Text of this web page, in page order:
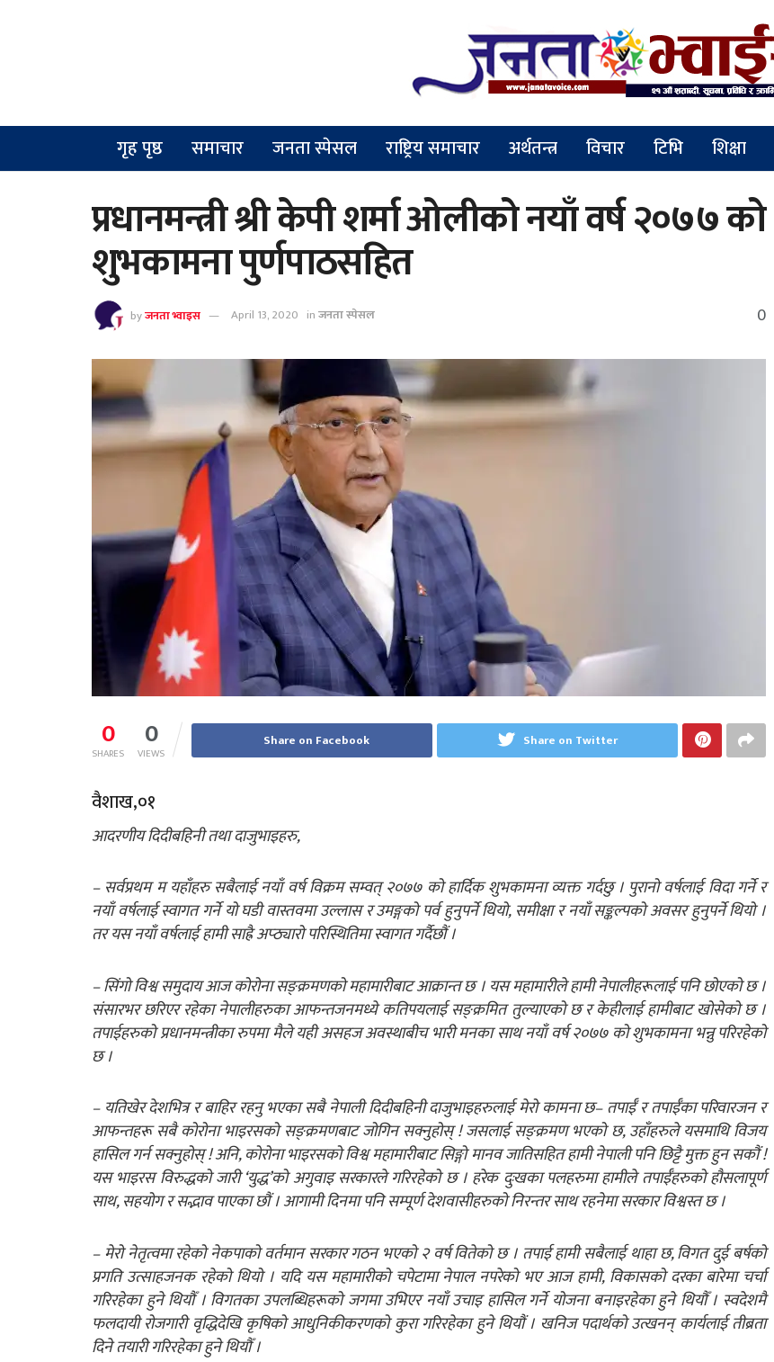
गृह पृष्ठ समाचार जनता स्पेसल राष्ट्रिय समाचार अर्थतन्त्र विचार टिभि शिक्षा
प्रधानमन्त्री श्री केपी शर्मा ओलीको नयाँ वर्ष २०७७ को
शुभकामना पुर्णपाठसहित
byजनता भ्वाइस April 13, 2020 inजनता स्पेसल 0
0
SHARES 0
VIEWS
Share on Facebook Share on Twitter
वैशाख,०१
आदरणीय दिदीबहिनी तथा दाजुभाइहरु,
– सर्वप्रथम म यहाँहरु सबैलाई नयाँ वर्ष विक्रम सम्वत् २०७७ को हार्दिक शुभकामना व्यक्त गर्दछु । पुरानो वर्षलाई विदा गर्ने र
नयाँ वर्षलाई स्वागत गर्ने यो घडी वास्तवमा उल्लास र उमङ्गको पर्व हुनुपर्ने थियो, समीक्षा र नयाँ सङ्कल्पको अवसर हुनुपर्ने थियो ।
तर यस नयाँ वर्षलाई हामी साह्रै अप्ठ्यारो परिस्थितिमा स्वागत गर्दैछौं ।
– सिंगो विश्व समुदाय आज कोरोना सङ्क्रमणको महामारीबाट आक्रान्त छ । यस महामारीले हामी नेपालीहरूलाई पनि छोएको छ ।
संसारभर छरिएर रहेका नेपालीहरुका आफन्तजनमध्ये कतिपयलाई सङ्क्रमित तुल्याएको छ र केहीलाई हामीबाट खोसेको छ ।
तपाईहरुको प्रधानमन्त्रीका रुपमा मैले यही असहज अवस्थाबीच भारी मनका साथ नयाँ वर्ष २०७७ को शुभकामना भन्नु परिरहेको
छ ।
– यतिखेर देशभित्र र बाहिर रहनु भएका सबै नेपाली दिदीबहिनी दाजुभाइहरुलाई मेरो कामना छ– तपाईँ र तपाईँका परिवारजन र
आफन्तहरू सबै कोरोना भाइरसको सङ्क्रमणबाट जोगिन सक्नुहोस् ! जसलाई सङ्क्रमण भएको छ, उहाँहरुले यसमाथि विजय
हासिल गर्न सक्नुहोस् ! अनि, कोरोना भाइरसको विश्व महामारीबाट सिङ्गो मानव जातिसहित हामी नेपाली पनि छिट्टै मुक्त हुन सकौं !
यस भाइरस विरुद्धको जारी ‘युद्ध’को अगुवाइ सरकारले गरिरहेको छ । हरेक दुःखका पलहरुमा हामीले तपाईँहरुको हौसलापूर्ण
साथ, सहयोग र सद्भाव पाएका छौं । आगामी दिनमा पनि सम्पूर्ण देशवासीहरुको निरन्तर साथ रहनेमा सरकार विश्वस्त छ ।
– मेरो नेतृत्वमा रहेको नेकपाको वर्तमान सरकार गठन भएको २ वर्ष वितेको छ । तपाई हामी सबैलाई थाहा छ, विगत दुई बर्षको
प्रगति उत्साहजनक रहेको थियो । यदि यस महामारीको चपेटामा नेपाल नपरेको भए आज हामी, विकासको दरका बारेमा चर्चा
गरिरहेका हुने थियौँ । विगतका उपलब्धिहरूको जगमा उभिएर नयाँ उचाइ हासिल गर्ने योजना बनाइरहेका हुने थियौँ । स्वदेशमै
फलदायी रोजगारी वृद्धिदेखि कृषिको आधुनिकीकरणको कुरा गरिरहेका हुने थियौं । खनिज पदार्थको उत्खनन् कार्यलाई तीब्रता
दिने तयारी गरिरहेका हुने थियौँ ।